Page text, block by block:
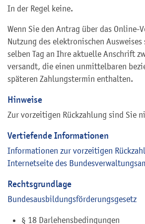
In der Regel keine.
Wenn Sie den Antrag über das Online-
Nutzung des elektronischen
selben Tag an Ihre aktuelle Anschrift
versandt, die einen unmittelbaren
späteren Zahlungstermin enthalten.
Hinweise
Zur vorzeitigen Rückzahlung sind Sie
Vertiefende Informationen
Informationen zur vorzeitigen
Internetseite des
Rechtsgrundlage
Bundesausbildungsförderungsgesetz
§ 18 Darlehensbedingungen